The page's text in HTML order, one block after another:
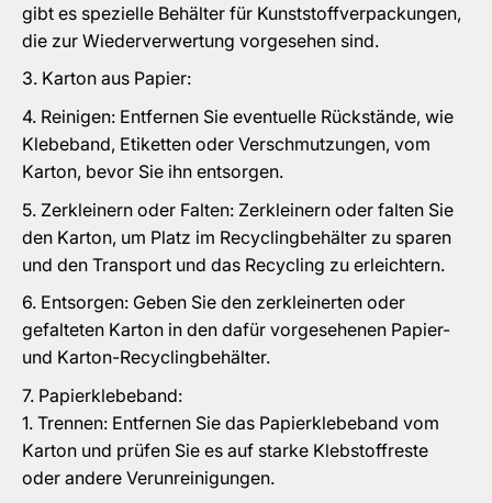
gibt es spezielle Behälter für Kunststoffverpackungen,
die zur Wiederverwertung vorgesehen sind.
Karton aus Papier:
Reinigen: Entfernen Sie eventuelle Rückstände, wie
Klebeband, Etiketten oder Verschmutzungen, vom
Karton, bevor Sie ihn entsorgen.
Zerkleinern oder Falten: Zerkleinern oder falten Sie
den Karton, um Platz im Recyclingbehälter zu sparen
und den Transport und das Recycling zu erleichtern.
Entsorgen: Geben Sie den zerkleinerten oder
gefalteten Karton in den dafür vorgesehenen Papier-
und Karton-Recyclingbehälter.
Papierklebeband:
Trennen: Entfernen Sie das Papierklebeband vom
Karton und prüfen Sie es auf starke Klebstoffreste
oder andere Verunreinigungen.